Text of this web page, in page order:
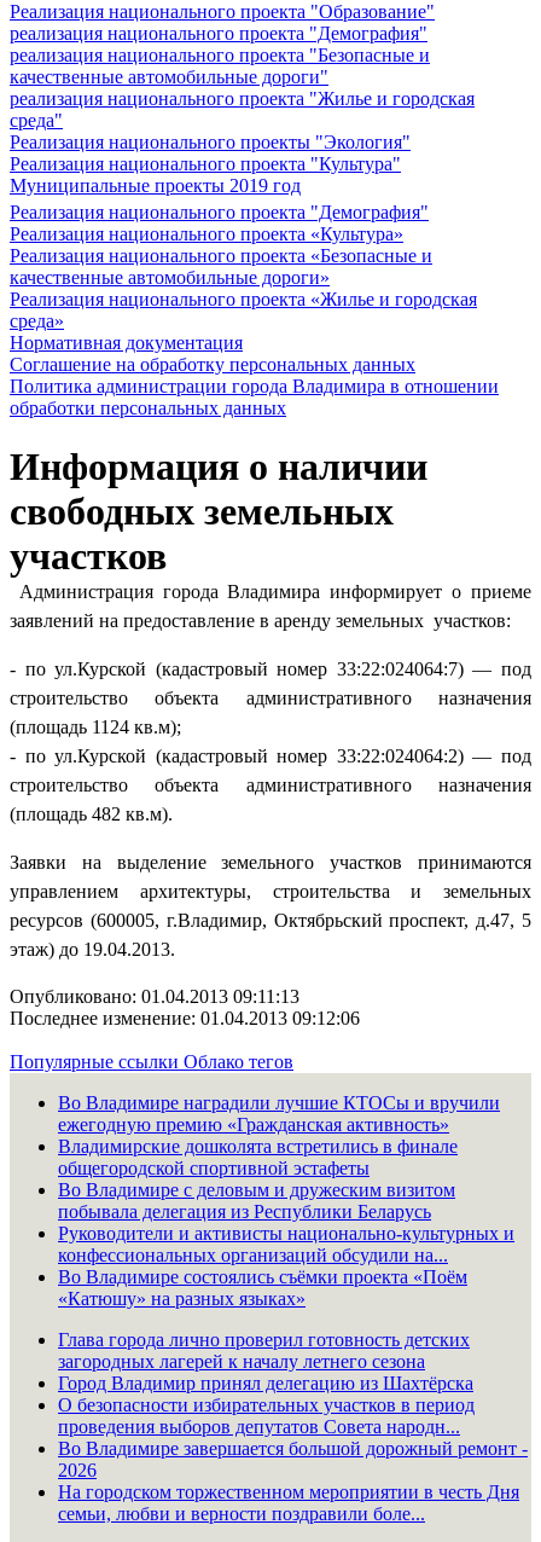
Реализация национального проекта "Образование"
реализация национального проекта "Демография"
реализация национального проекта "Безопасные и
качественные автомобильные дороги"
реализация национального проекта "Жилье и городская
среда"
Реализация национального проекты "Экология"
Реализация национального проекта "Культура"
Муниципальные проекты 2019 год
Реализация национального проекта "Демография"
Реализация национального проекта «Культура»
Реализация национального проекта «Безопасные и
качественные автомобильные дороги»
Реализация национального проекта «Жилье и городская
среда»
Нормативная документация
Соглашение на обработку персональных данных
Политика администрации города Владимира в отношении
обработки персональных данных
Информация о наличии
свободных земельных
участков
Администрация города Владимира информирует о приеме
заявлений на предоставление в аренду земельных участков:
- по ул.Курской (кадастровый номер 33:22:024064:7) — под
строительство объекта административного назначения
(площадь 1124 кв.м);
- по ул.Курской (кадастровый номер 33:22:024064:2) — под
строительство объекта административного назначения
(площадь 482 кв.м).
Заявки на выделение земельного участков принимаются
управлением архитектуры, строительства и земельных
ресурсов (600005, г.Владимир, Октябрьский проспект, д.47, 5
этаж) до 19.04.2013.
Опубликовано: 01.04.2013 09:11:13
Последнее изменение: 01.04.2013 09:12:06
Популярные ссылки Облако тегов
Во Владимире наградили лучшие КТОСы и вручили
ежегодную премию «Гражданская активность»
Владимирские дошколята встретились в финале
общегородской спортивной эстафеты
Во Владимире с деловым и дружеским визитом
побывала делегация из Республики Беларусь
Руководители и активисты национально-культурных и
конфессиональных организаций обсудили на...
Во Владимире состоялись съёмки проекта «Поём
«Катюшу» на разных языках»
Глава города лично проверил готовность детских
загородных лагерей к началу летнего сезона
Город Владимир принял делегацию из Шахтёрска
О безопасности избирательных участков в период
проведения выборов депутатов Совета народн...
Во Владимире завершается большой дорожный ремонт -
2026
На городском торжественном мероприятии в честь Дня
семьи, любви и верности поздравили боле...